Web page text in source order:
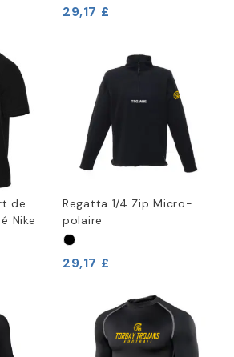
29,17 £
de
Nike
Regatta 1/4 Zip Micro-
polaire
29,17 £